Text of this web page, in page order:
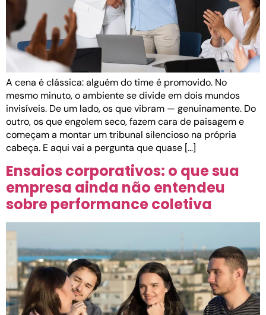
A cena é clássica: alguém do time é promovido. No
mesmo minuto, o ambiente se divide em dois mundos
invisíveis. De um lado, os que vibram — genuinamente. Do
outro, os que engolem seco, fazem cara de paisagem e
começam a montar um tribunal silencioso na própria
cabeça. E aqui vai a pergunta que quase […]
Ensaios corporativos: o que sua
empresa ainda não entendeu
sobre performance coletiva